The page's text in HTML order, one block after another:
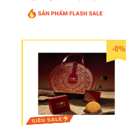
-0%